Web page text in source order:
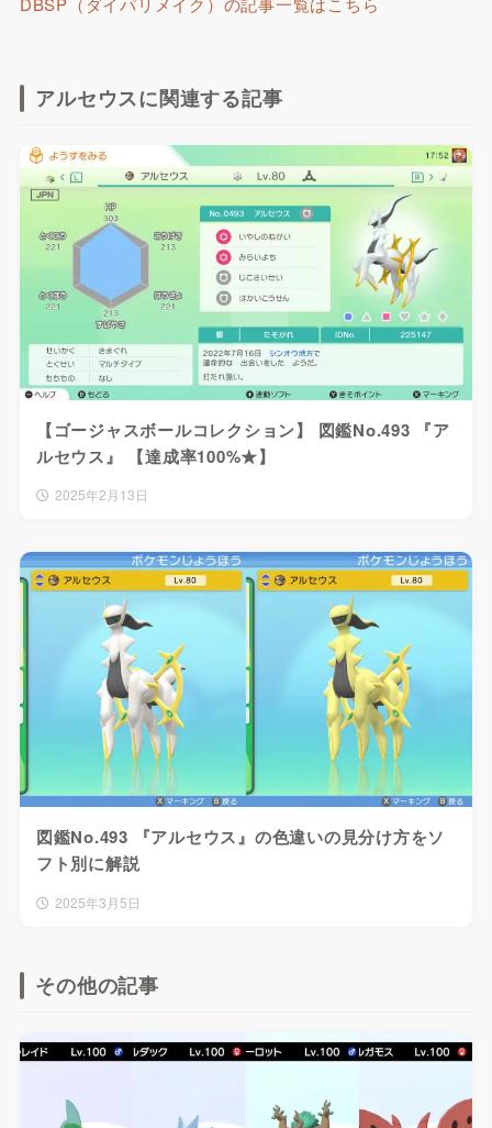
アルセウスに関連する記事
【ゴージャスボールコレクション】 図鑑No.493 『ア
ルセウス』 【達成率100%★】
2025年2月13日
図鑑No.493 『アルセウス』の色違いの見分け方をソ
フト別に解説
2025年3月5日
その他の記事